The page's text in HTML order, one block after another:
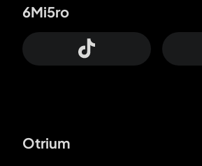
Otrium
6Mi5ro